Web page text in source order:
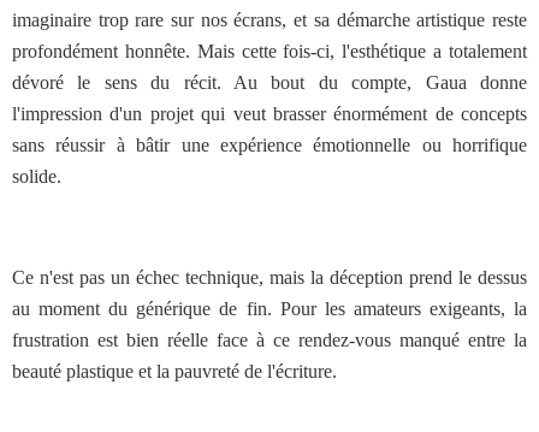
imaginaire trop rare sur nos écrans, et sa démarche artistique reste
profondément honnête. Mais cette fois-ci, l'esthétique a totalement
dévoré le sens du récit. Au bout du compte, Gaua donne
l'impression d'un projet qui veut brasser énormément de concepts
sans réussir à bâtir une expérience émotionnelle ou horrifique
solide.
Ce n'est pas un échec technique, mais la déception prend le dessus
au moment du générique de fin. Pour les amateurs exigeants, la
frustration est bien réelle face à ce rendez-vous manqué entre la
beauté plastique et la pauvreté de l'écriture.